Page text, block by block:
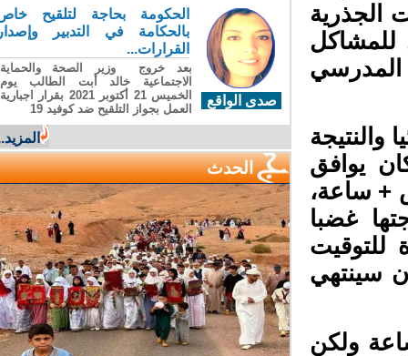
الجذرية
المدرسي
والنتيجة
يوافق
+ ساعة،
غضبا
للتوقيت
سينتهي
ولكن
صدى الواقع
الحكومة بحاجة لتلقيح خاص
بالحكامة في التدبير وإصدار
القرارات...
بعد خروج وزير الصحة والحماية
الاجتماعية خالد أبت الطالب يوم
الخميس 21 أكتوبر 2021 بقرار اجبارية
العمل بجواز التلقيح ضد كوفيد 19
المزيد...
الحدث